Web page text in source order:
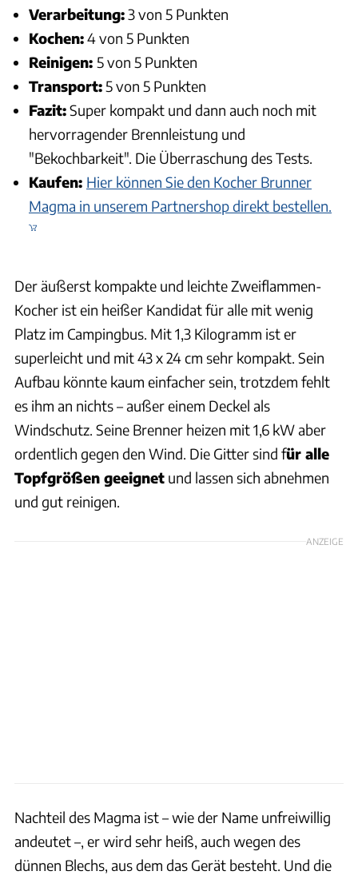
Verarbeitung:3 von 5 Punkten
Kochen:4 von 5 Punkten
Reinigen: 5 von 5 Punkten
Transport:5 von 5 Punkten
Fazit:Super kompakt und dann auch noch mit
hervorragender Brennleistung und
"Bekochbarkeit". Die Überraschung des Tests.
Kaufen: Hier können Sie den Kocher Brunner
Magma in unserem Partnershop direkt bestellen.
Der äußerst kompakte und leichte Zweiflammen-
Kocher ist ein heißer Kandidat für alle mit wenig
Platz im Campingbus. Mit 1,3 Kilogramm ist er
superleicht und mit 43 x 24 cm sehr kompakt. Sein
Aufbau könnte kaum einfacher sein, trotzdem fehlt
es ihm an nichts – außer einem Deckel als
Windschutz. Seine Brenner heizen mit 1,6 kW aber
ordentlich gegen den Wind. Die Gitter sind für alle
Topfgrößen geeignet und lassen sich abnehmen
und gut reinigen.
ANZEIGE
Nachteil des Magma ist – wie der Name unfreiwillig
andeutet –, er wird sehr heiß, auch wegen des
dünnen Blechs, aus dem das Gerät besteht. Und die